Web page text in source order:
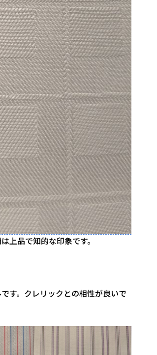
上品で知的な印象です。
す。クレリックとの相性が良いで